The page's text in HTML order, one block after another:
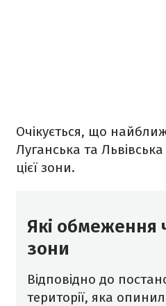
Очікується, що
Луганська та
цієї зони.
Які обмеження
зони
Відповідно до
території, яка